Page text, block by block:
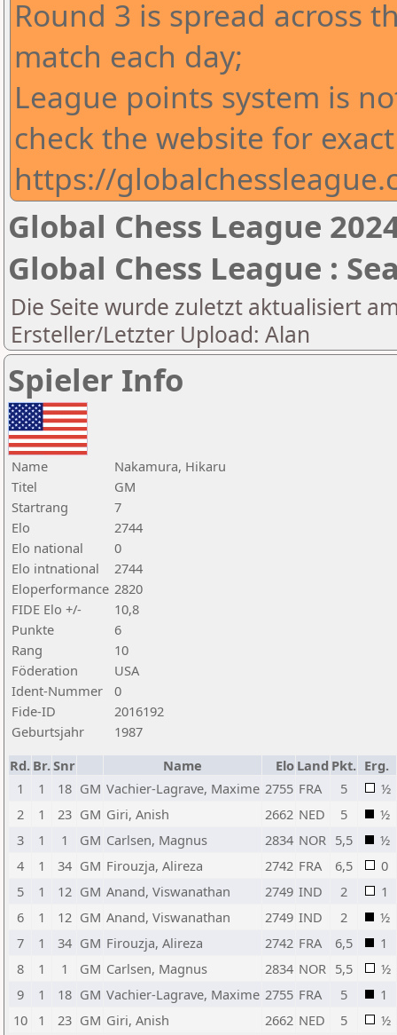
Round 3 is spread across
match each day;
League points system is
check the website for
https://
Global Chess League
Global Chess League :
Die Seite wurde zuletzt aktualisiert
Ersteller/Letzter Upload: Alan
Spieler Info
Name
Nakamura, Hikaru
Titel
GM
Startrang
7
Elo
2744
Elo national
0
Elo intnational
2744
Eloperformance 2820
FIDE Elo +/-
10,8
Punkte
6
Rang
10
Föderation
USA
Ident-Nummer
0
Fide-ID
2016192
Geburtsjahr
1987
Rd. Br.Snr Name Elo Land Pkt. Erg.
1
1 18 GM Vachier-Lagrave, Maxime 2755 FRA 5
½
2
1 23 GM Giri, Anish 2662 NED 5
½
3
1 1 GM Carlsen, Magnus 2834 NOR 5,5
½
4
1 34 GM Firouzja, Alireza 2742 FRA 6,5
0
5
1 12 GM Anand, Viswanathan 2749 IND 2
1
6
1 12 GM Anand, Viswanathan 2749 IND 2
½
7
1 34 GM Firouzja, Alireza 2742 FRA 6,5
1
8
1 1 GM Carlsen, Magnus 2834 NOR 5,5
½
9
1 18 GM Vachier-Lagrave, Maxime 2755 FRA 5
1
10
1 23 GM Giri, Anish 2662 NED 5 ½